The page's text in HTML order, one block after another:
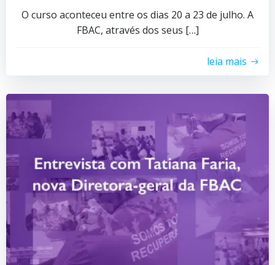
O curso aconteceu entre os dias 20 a 23 de julho. A
FBAC, através dos seus […]
leia mais